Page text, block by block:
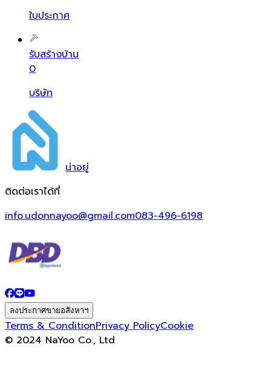
ใบประกาศ
รับสร้างบ้าน
0
บริษัท
น่าอยู่
ติดต่อเราได้ที่
info.udonnayoo@gmail.com083-496-6198
ลงประกาศขายอสังหาฯ
Terms & ConditionPrivacy PolicyCookie
© 2024 NaYoo Co., Ltd